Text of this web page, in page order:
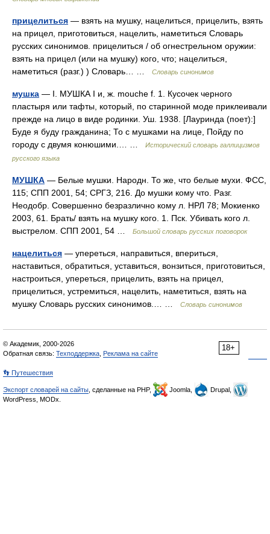
прицелиться — взять на мушку, нацелиться, прицелить, взять
на прицел, приготовиться, нацелить, наметиться Словарь
русских синонимов. прицелиться / об огнестрельном оружии:
взять на прицел (или на мушку) кого, что; нацелиться,
наметиться (разг.) ) Словарь… …
Словарь синонимов
мушка — I. МУШКА I и, ж. mouche f. 1. Кусочек черного
пластыря или тафты, который, по старинной моде приклеивали
прежде на лицо в виде родинки. Уш. 1938. [Лауринда (поет):]
Буде я буду гражданина; То с мушками на лице, Пойду по
городу с двумя конюшими.… …
Исторический словарь галлицизмов
русского языка
МУШКА — Белые мушки. Народн. То же, что белые мухи. ФСС,
115; СПП 2001, 54; СРГЗ, 216. До мушки кому что. Разг.
Неодобр. Совершенно безразлично кому л. НРЛ 78; Мокиенко
2003, 61. Брать/ взять на мушку кого. 1. Пск. Убивать кого л.
выстрелом. СПП 2001, 54 …
Большой словарь русских поговорок
нацелиться — упереться, направиться, впериться,
наставиться, обратиться, уставиться, вонзиться, приготовиться,
настроиться, упереться, прицелить, взять на прицел,
прицелиться, устремиться, нацелить, наметиться, взять на
мушку Словарь русских синонимов.… …
Словарь синонимов
18+
© Академик, 2000-2026
Обратная связь: Техподдержка Реклама на сайте
👣 Путешествия
Экспорт словарей на сайты , сделанные на PHP, Joomla,
Drupal,
WordPress, MODx.